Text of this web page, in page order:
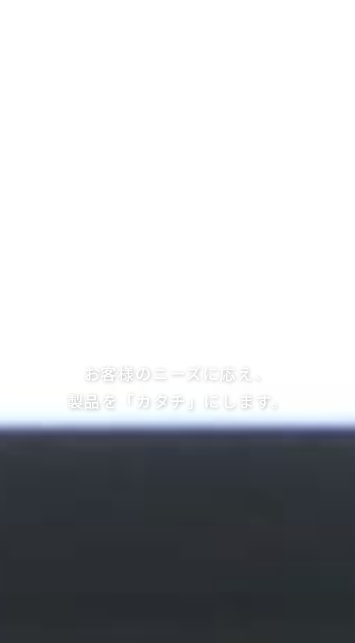
お客様のニーズに応え、
製品を「カタチ」にします。